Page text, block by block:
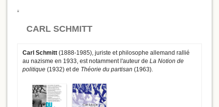
CARL SCHMITT
Carl Schmitt (1888-1985), juriste et philosophe allemand rallié
au nazisme en 1933, est notamment l'auteur de La Notion de
politique (1932) et de Théorie du partisan (1963).